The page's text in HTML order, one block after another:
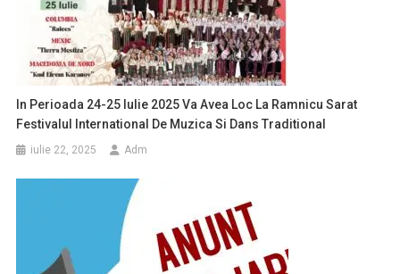
In Perioada 24-25 Iulie 2025 Va Avea Loc La Ramnicu Sarat
Festivalul International De Muzica Si Dans Traditional
iulie 22, 2025 Adm